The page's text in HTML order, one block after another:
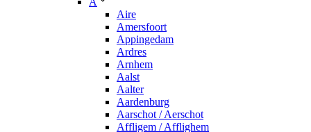
Aire
Amersfoort
Appingedam
Ardres
Arnhem
Aalst
Aalter
Aardenburg
Aarschot / Aerschot
Affligem / Afflighem